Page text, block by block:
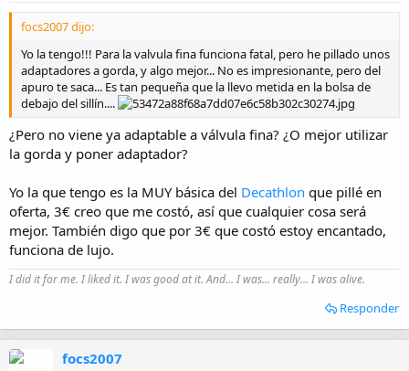
focs2007 dijo:
Yo la tengo!!! Para la valvula fina funciona fatal, pero he pillado unos
adaptadores a gorda, y algo mejor... No es impresionante, pero del
apuro te saca... Es tan pequeña que la llevo metida en la bolsa de
debajo del sillín....
¿Pero no viene ya adaptable a válvula fina? ¿O mejor utilizar
la gorda y poner adaptador?
Yo la que tengo es la MUY básica del Decathlon que pillé en
oferta, 3€ creo que me costó, así que cualquier cosa será
mejor. También digo que por 3€ que costó estoy encantado,
funciona de lujo.
I did it for me. I liked it. I was good at it. And... I was... really... I was alive.
Responder
focs2007